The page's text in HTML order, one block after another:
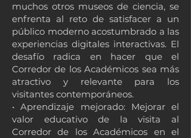
muchos otros museos de ciencia, se
enfrenta al reto de satisfacer a un
público moderno acostumbrado a las
experiencias digitales interactivas. El
desafío radica en hacer que el
Corredor de los Académicos sea más
atractivo y relevante para los
visitantes contemporáneos.
• Aprendizaje mejorado: Mejorar el
valor educativo de la visita al
Corredor de los Académicos en el